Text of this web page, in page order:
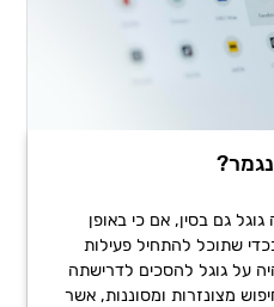
נגמר?
גם בסין, אם כי באופן
שתוכל להתחיל פעילות
זו החל משנת 2006, היה על גוגל להסכים לדרישתה
מצונזרות ומסוננות, אשר